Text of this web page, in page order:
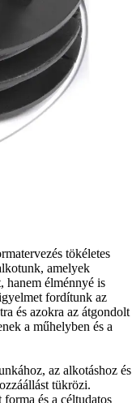
tökéletes
amelyek
hanem élménnyé is
fordítunk az
és azokra az átgondolt
a műhelyben és a
az alkotáshoz és
tükrözi.
és a céltudatos